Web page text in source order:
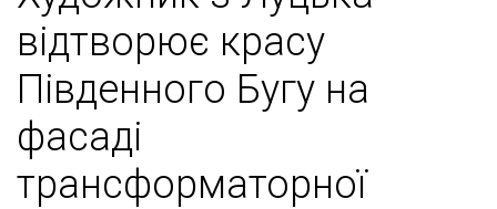
відтворює красу
Південного Бугу на
фасаді
трансформаторної